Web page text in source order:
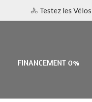
🚴 Testez les
FINANCEMENT 0%